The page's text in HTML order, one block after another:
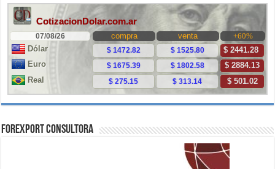
ForExport Consultora